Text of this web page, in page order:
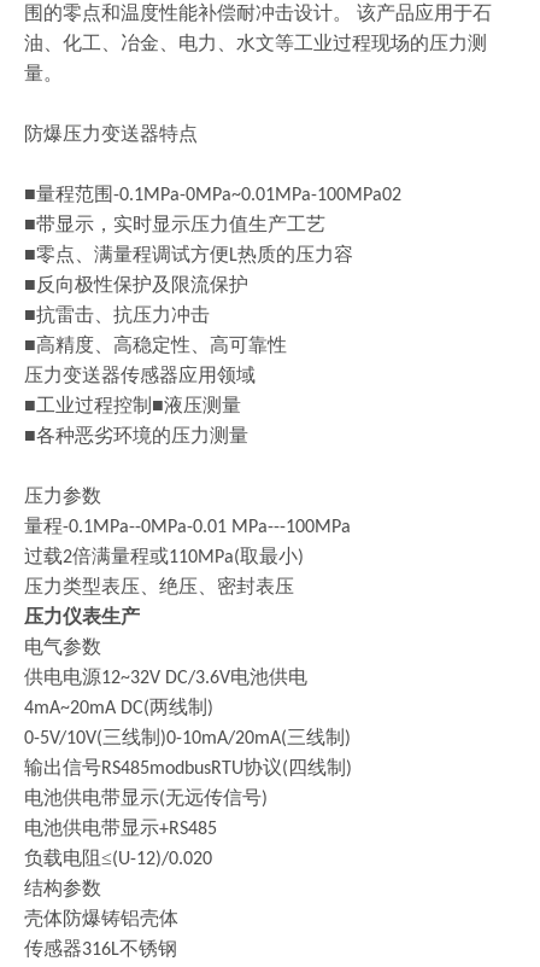
围的零点和温度性能补偿耐冲击设计。
该产品应用于石
油、化工、冶金、电力、水文等工业过程现场的压力测
量。
防爆压力变送器特点
■量程范围-0.1MPa-0MPa~0.01MPa-100MPa02
■带显示，实时显示压力值生产工艺
■零点、满量程调试方便L热质的压力容
■反向极性保护及限流保护
■抗雷击、抗压力冲击
■高精度、高稳定性、高可靠性
压力变送器传感器应用领域
■工业过程控制■液压测量
■各种恶劣环境的压力测量
压力参数
量程-0.1MPa--0MPa-0.01 MPa---100MPa
过载2倍满量程或110MPa(取最小)
压力类型表压、绝压、密封表压
压力仪表生产
电气参数
供电电源12~32V DC/3.6V电池供电
4mA~20mA DC(两线制 )
0-5V/10V(三线制 )0-10mA/20mA(三线制 )
输出信号RS485modbusRTU协议( 四线制 )
电池供电带显示(无远传信号)
电池供电带显示+RS485
负载电阻≤(U-12)/0.020
结构参数
壳体防爆铸铝壳体
传感器316L不锈钢